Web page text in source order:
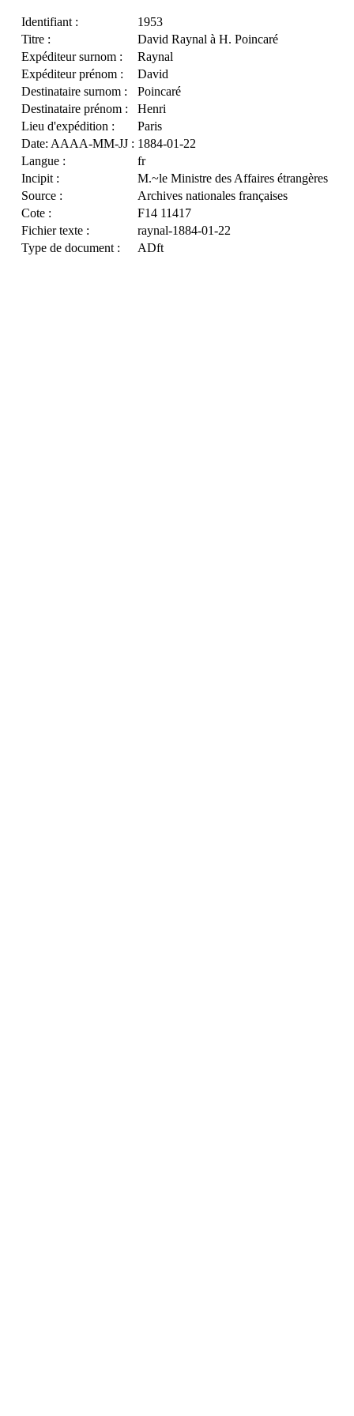
Identifiant :
1953
Titre :
David Raynal à H. Poincaré
Expéditeur surnom :
Raynal
Expéditeur prénom :
David
Destinataire surnom :
Poincaré
Destinataire prénom :
Henri
Lieu d'expédition :
Paris
Date: AAAA-MM-JJ : 1884-01-22
Langue :
fr
Incipit :
M.~le Ministre des Affaires étrangères
Source :
Archives nationales françaises
Cote :
F14 11417
Fichier texte :
raynal-1884-01-22
Type de document :
ADft